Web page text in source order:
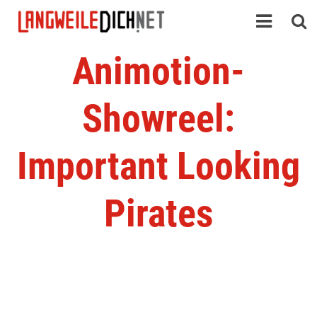
Animotion-
Showreel:
Important Looking
Pirates